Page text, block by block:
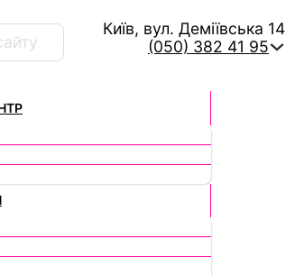
Київ, вул. Деміївська 14
(050) 382 41 95